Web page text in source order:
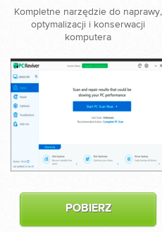
Kompletne narzędzie do naprawy,
optymalizacji i konserwacji
komputera
POBIERZ